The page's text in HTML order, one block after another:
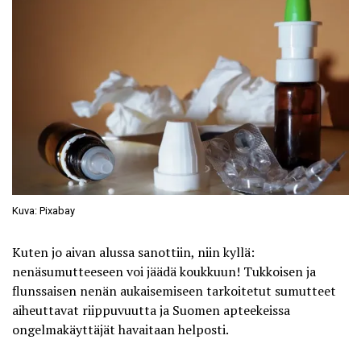
Kuva: Pixabay
Kuten jo aivan alussa sanottiin, niin kyllä:
nenäsumutteeseen voi jäädä koukkuun! Tukkoisen ja
flunssaisen nenän aukaisemiseen tarkoitetut sumutteet
aiheuttavat riippuvuutta ja Suomen apteekeissa
ongelmakäyttäjät havaitaan helposti.